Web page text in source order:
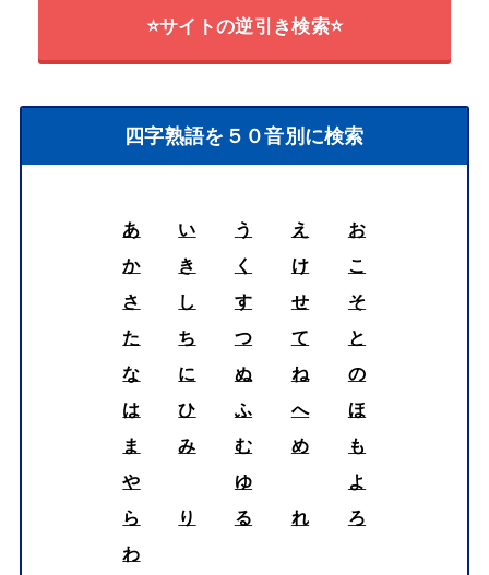
⭐サイトの逆引き検索⭐
四字熟語を５０音別に検索
あ い う え
お
か
き く け
こ
さ
し す せ
そ
た
ち つ て
と
な
に ぬ ね
の
は
ひ ふ へ
ほ
ま
み む め
も
や
ゆ
よ
ら
り る れ
ろ
わ